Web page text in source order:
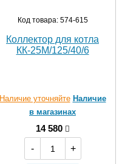
Код товара: 574-615
Коллектор для котла
КК-25M/125/40/6
Наличие уточняйте Наличие
в магазинах
14 580
-
+